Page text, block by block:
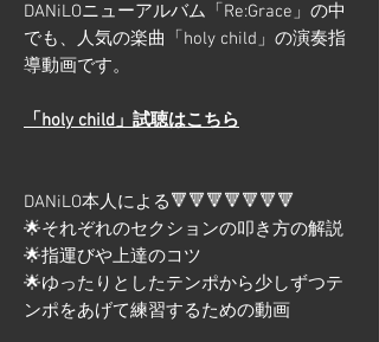
DANiLOニューアルバム「Re:Grace」の中
でも、人気の楽曲「holy child」の演奏指
導動画です。
「holy child」試聴はこちら
DANiLO本人による🔻🔻🔻🔻🔻🔻🔻
🌟それぞれのセクションの叩き方の解説
🌟指運びや上達のコツ
🌟ゆったりとしたテンポから少しずつテ
ンポをあげて練習するための動画